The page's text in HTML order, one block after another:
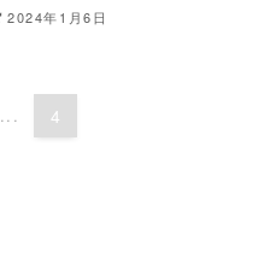
2024年1月6日
... 4